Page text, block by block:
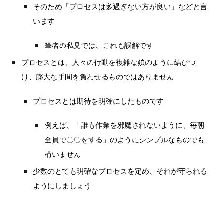
そのため「プロセスは多過ぎない方が良い」などと言
います
筆者の私見では、これも誤解です
プロセスとは、人々の行動を複雑な鎖のように結びつ
け、膨大な手間を負わせるものではありません
プロセスとは期待を明確にしたものです
例えば、「誰も作業を邪魔されないように、毎朝
全員で〇〇をする」のようにシンプルなものでも
構いません
少数のとても明確なプロセスを定め、それが守られる
ようにしましょう